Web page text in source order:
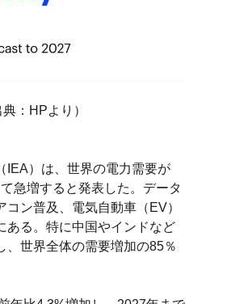
典：HPより）
IEA）は、世界の電力需要が
急増すると発表した。データ
ン普及、電気自動車（EV）
ある。特に中国やインドなど
、世界全体の需要増加の85％